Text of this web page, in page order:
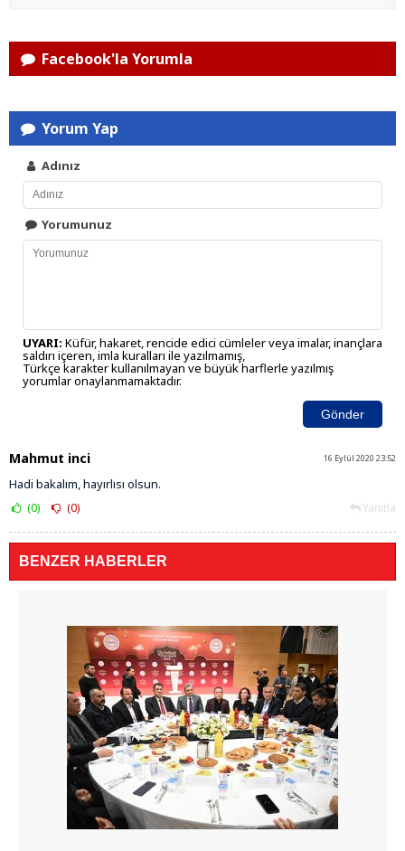
Facebook'la Yorumla
Yorum Yap
Adınız
Yorumunuz
UYARI: Küfür, hakaret, rencide edici cümleler veya imalar, inançlara
saldırı içeren, imla kuralları ile yazılmamış,
Türkçe karakter kullanılmayan ve büyük harflerle yazılmış
yorumlar onaylanmamaktadır.
Gönder
Mahmut inci 16 Eylül 2020 23:52
Hadi bakalım, hayırlısı olsun.
Yanıtla
(0) (0)
BENZER HABERLER